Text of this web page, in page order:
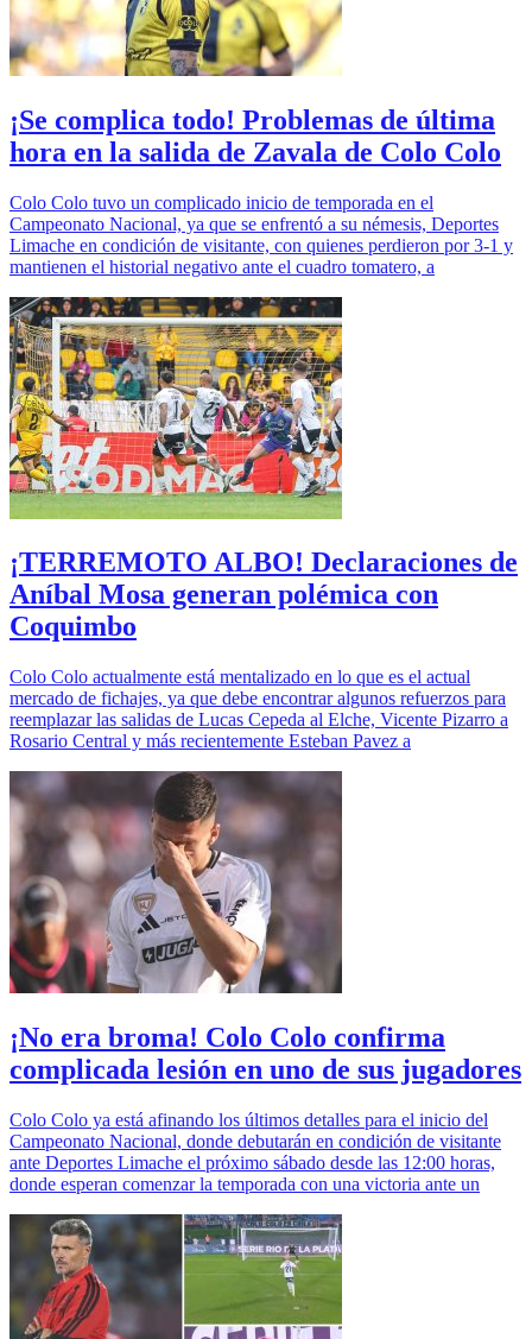
¡Se complica todo! Problemas de última
hora en la salida de Zavala de Colo Colo
Colo Colo tuvo un complicado inicio de temporada en el
Campeonato Nacional, ya que se enfrentó a su némesis, Deportes
Limache en condición de visitante, con quienes perdieron por 3-1 y
mantienen el historial negativo ante el cuadro tomatero, a
¡TERREMOTO ALBO! Declaraciones de
Aníbal Mosa generan polémica con
Coquimbo
Colo Colo actualmente está mentalizado en lo que es el actual
mercado de fichajes, ya que debe encontrar algunos refuerzos para
reemplazar las salidas de Lucas Cepeda al Elche, Vicente Pizarro a
Rosario Central y más recientemente Esteban Pavez a
¡No era broma! Colo Colo confirma
complicada lesión en uno de sus jugadores
Colo Colo ya está afinando los últimos detalles para el inicio del
Campeonato Nacional, donde debutarán en condición de visitante
ante Deportes Limache el próximo sábado desde las 12:00 horas,
donde esperan comenzar la temporada con una victoria ante un